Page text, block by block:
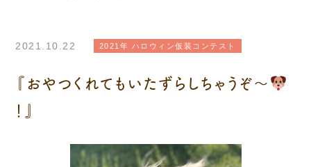
2021.10.22 2021年 ハロウィン仮装コンテスト
『おやつくれてもいたずらしちゃうぞ〜
！』